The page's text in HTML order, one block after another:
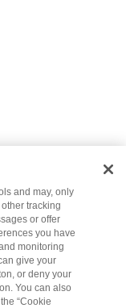
and may, only
tracking
or offer
you have
monitoring
give your
or deny your
You can also
“Cookie